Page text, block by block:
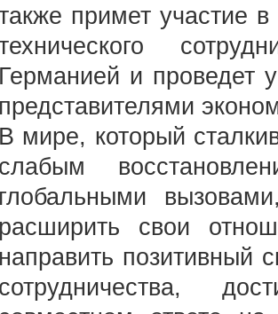
примет участие
Германией и проведет
представителями
В мире, который
слабым
глобальными
расширить свои
направить позитивный
сотрудничества,